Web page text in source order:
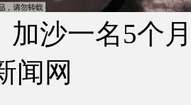
加沙一名5个
闻网